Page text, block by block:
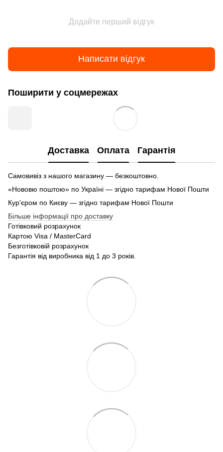
Додайте перший відгук
Написати відгук
Поширити у соцмережах
Доставка Оплата Гарантія
Самовивіз з нашого магазину — безкоштовно.
«Нововю поштою» по Україні — згідно тарифам Нової Пошти
Кур'єром по Києву — згідно тарифам Нової Пошти
Більше інформації про доставку
Готівковий розрахунок
Картою Visa / MasterCard
Безготівковій розрахунок
Гарантія від виробника від 1 до 3 років.